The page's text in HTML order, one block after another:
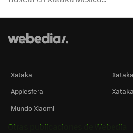
Xataka
Applesfera
Mundo Xiaomi
Otras publicaciones de Webedia